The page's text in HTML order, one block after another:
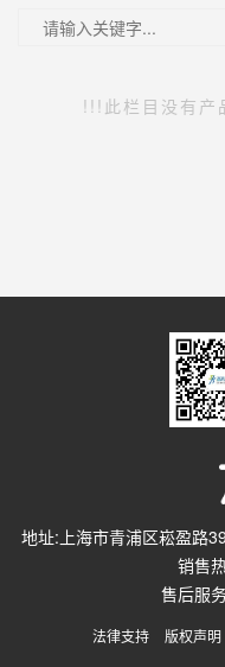
!!!此栏目没有产
地址:上海市青浦区崧盈路
销售
售后服
法律支持 版权声明